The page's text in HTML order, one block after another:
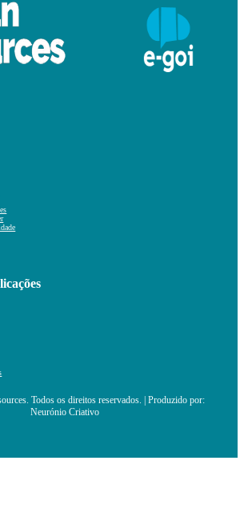
Todos os direitos reservados. | Produzido por:
Neurónio Criativo